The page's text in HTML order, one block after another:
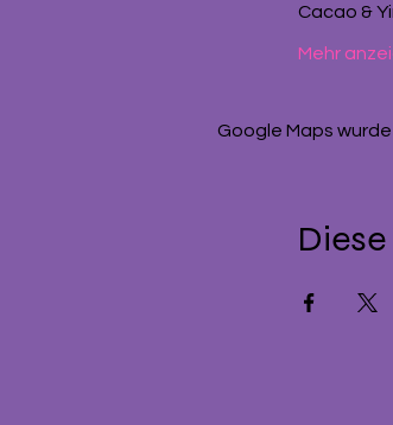
Cacao &
Mehr
Google Maps